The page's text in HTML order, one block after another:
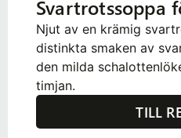
Svartrotssoppa
Njut av en krämig
distinkta smaken av
den milda
timjan.
TILL